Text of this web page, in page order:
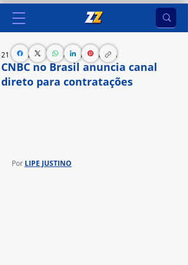
CNBC no Brasil anuncia canal
direto para contratações
21 de mar. de 2024 2 min de leitura
Por LIPE JUSTINO